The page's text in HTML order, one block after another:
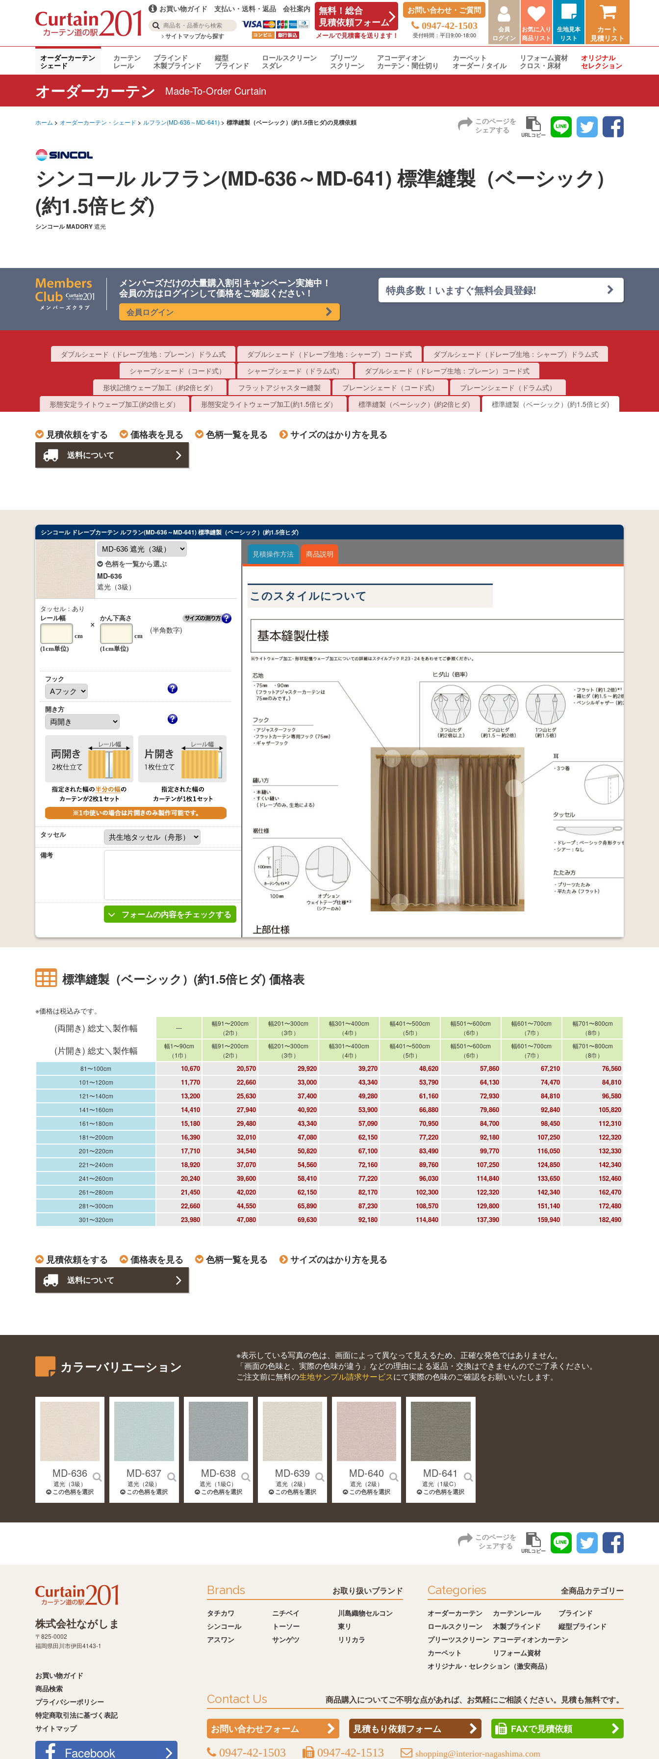
お買い物ガイド 支払い・送料・返品 会社案内
サイトマップから探す
無料！総合
見積依頼フォーム
メールで見積書を送ります！
お問い合わせ・ご質問
0947-42-1503
受付時間：平日9:00-18:00
会員
ログイン
お気に入り
商品リスト
生地見本
リスト
カート
見積リスト
オーダーカーテン
シェード
カーテン
レール
ブラインド
木製ブラインド
縦型
ブラインド
ロールスクリーン
スダレ
プリーツ
スクリーン
アコーディオン
カーテン・間仕切り
カーペット
オーダー / タイル
リフォーム資材
クロス・床材
オリジナル
セレクション
オーダーカーテン Made-To-Order Curtain
ホーム オーダーカーテン・シェード ルフラン(MD-636～MD-641) 標準縫製（ベーシック）(約1.5倍ヒダ)の見積依頼
このページを
シェアする
URLコピー
シンコール ルフラン(MD-636～MD-641) 標準縫製（ベーシック）
(約1.5倍ヒダ)
シンコールMADORY遮光
メンバーズだけの大量購入割引キャンペーン実施中！
会員の方はログインして価格をご確認ください！
会員ログイン
特典多数！いますぐ無料会員登録!
形態安定ライトウェーブ加工(約2倍ヒダ） 形態安定ライトウェーブ加工(約1.5倍ヒダ） 標準縫製（ベーシック）(約2倍ヒダ) 標準縫製（ベーシック）(約1.5倍ヒダ)
形状記憶ウェーブ加工（約2倍ヒダ） フラットアジャスター縫製 プレーンシェード（コード式） プレーンシェード（ドラム式）
シャープシェード（コード式） シャープシェード（ドラム式） ダブルシェード（ドレープ生地：プレーン）コード式
ダブルシェード（ドレープ生地：プレーン）ドラム式 ダブルシェード（ドレープ生地：シャープ）コード式 ダブルシェード（ドレープ生地：シャープ）ドラム式
見積依頼をする 価格表を見る 色柄一覧を見る サイズのはかり方を見る
送料について
シンコール ドレープカーテン ルフラン(MD-636～MD-641) 標準縫製（ベーシック）(約1.5倍ヒダ)
色柄を一覧から選ぶ
MD-636
遮光（3級）
タッセル：あり
レール幅
cm
(1cm単位)
× かん下高さ
cm
(1cm単位)
(半角数字)
フック
開き方
タッセル
備考
フォームの内容をチェックする
見積操作方法 商品説明
標準縫製（ベーシック）(約1.5倍ヒダ) 価格表
※価格は税込みです。
(両開き) 総丈＼製作幅 ―
幅91〜200cm
（2巾）
幅201〜300cm
（3巾）
幅301〜400cm
（4巾）
幅401〜500cm
（5巾）
幅501〜600cm
（6巾）
幅601〜700cm
（7巾）
幅701〜800cm
（8巾）
(片開き) 総丈＼製作幅
幅1〜90cm
（1巾）
幅91〜200cm
（2巾）
幅201〜300cm
（3巾）
幅301〜400cm
（4巾）
幅401〜500cm
（5巾）
幅501〜600cm
（6巾）
幅601〜700cm
（7巾）
幅701〜800cm
（8巾）
81〜100cm
10,670 20,570 29,920 39,270 48,620 57,860 67,210 76,560
101〜120cm 11,770 22,660 33,000 43,340 53,790 64,130 74,470 84,810
121〜140cm 13,200 25,630 37,400 49,280 61,160 72,930 84,810 96,580
141〜160cm 14,410 27,940 40,920 53,900 66,880 79,860 92,840 105,820
161〜180cm 15,180 29,480 43,340 57,090 70,950 84,700 98,450 112,310
181〜200cm 16,390 32,010 47,080 62,150 77,220 92,180 107,250 122,320
201〜220cm 17,710 34,540 50,820 67,100 83,490 99,770 116,050 132,330
221〜240cm 18,920 37,070 54,560 72,160 89,760 107,250 124,850 142,340
241〜260cm 20,240 39,600 58,410 77,220 96,030 114,840 133,650 152,460
261〜280cm 21,450 42,020 62,150 82,170 102,300 122,320 142,340 162,470
281〜300cm 22,660 44,550 65,890 87,230 108,570 129,800 151,140 172,480
301〜320cm 23,980 47,080 69,630 92,180 114,840 137,390 159,940 182,490
見積依頼をする 価格表を見る 色柄一覧を見る サイズのはかり方を見る
送料について
カラーバリエーション
※表示している写真の色は、画面によって異なって見えるため、正確な発色ではありません。
「画面の色味と、実際の色味が違う」などの理由による返品・交換はできませんのでご了承ください。
ご注文前に無料の生地サンプル請求サービスにて実際の色味のご確認をお願いいたします。
MD-636
遮光（3級）
この色柄を選択
MD-637
遮光（2級）
この色柄を選択
MD-638
遮光（1級C）
この色柄を選択
MD-639
遮光（2級）
この色柄を選択
MD-640
遮光（2級）
この色柄を選択
MD-641
遮光（1級C）
この色柄を選択
このページを
シェアする
URLコピー
Brands お取り扱いブランド
タチカワ ニチベイ
川島織物セルコン
シンコール
トーソー
東リ
アスワン
サンゲツ リリカラ
Categories 全商品カテゴリー
オーダーカーテン カーテンレール
ブラインド
ロールスクリーン
木製ブラインド
縦型ブラインド
プリーツスクリーン アコーディオンカーテン
カーペット
リフォーム資材
オリジナル・セレクション（激安商品）
Contact Us 商品購入についてご不明な点があれば、お気軽にご相談ください。見積も無料です。
お問い合わせフォーム 見積もり依頼フォーム
FAXで見積依頼
0947-42-1503
0947-42-1513 shopping@interior-nagashima.com
株式会社ながしま
〒825-0002
福岡県田川市伊田4143-1
お買い物ガイド
商品検索
プライバシーポリシー
特定商取引法に基づく表記
サイトマップ
Facebook